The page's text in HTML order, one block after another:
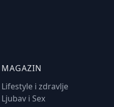
MAGAZIN
Lifestyle i zdravlje
Ljubav i Sex